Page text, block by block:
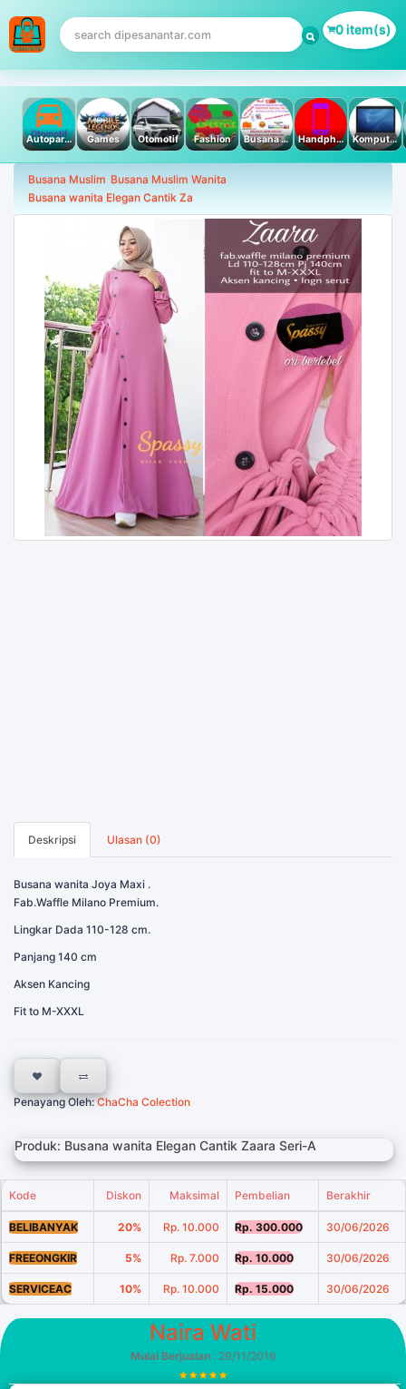
0 item(s)
Autoparts Games Otomotif Fashion Busana Muslim Handphone & Tablet Komputer PC & Laptop
Busana Muslim Busana Muslim Wanita
Busana wanita Elegan Cantik Za
Deskripsi Ulasan (0)
Busana wanita Joya Maxi .
Fab.Waffle Milano Premium.
Lingkar Dada 110-128 cm.
Panjang 140 cm
Aksen Kancing
Fit to M-XXXL
Penayang Oleh:ChaCha Colection
Produk: Busana wanita Elegan Cantik Zaara Seri-A
Kode Diskon Maksimal Pembelian Berakhir
BELIBANYAK 20% Rp. 10.000 Rp. 300.000 30/06/2026
FREEONGKIR 5% Rp. 7.000 Rp. 10.000 30/06/2026
SERVICEAC 10% Rp. 10.000 Rp. 15.000 30/06/2026
Naira Wati
Mulai Berjualan: 29/11/2016